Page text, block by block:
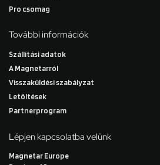
Pro csomag
További információk
Szállítási adatok
A Magnetarról
Visszaküldési szabályzat
Letöltések
Partnerprogram
Lépjen kapcsolatba velünk
Magnetar Europe